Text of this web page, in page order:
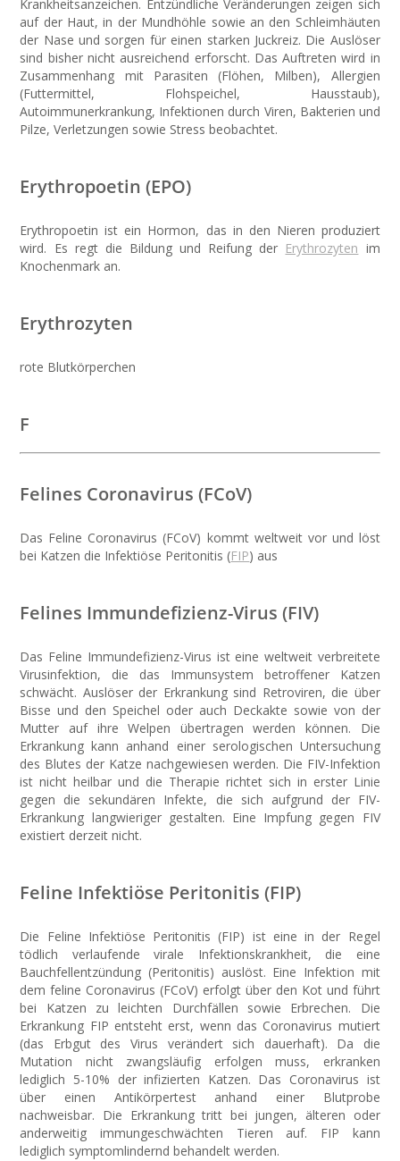
Krankheitsanzeichen. Entzündliche Veränderungen zeigen sich
auf der Haut, in der Mundhöhle sowie an den Schleimhäuten
der Nase und sorgen für einen starken Juckreiz. Die Auslöser
sind bisher nicht ausreichend erforscht. Das Auftreten wird in
Zusammenhang mit Parasiten (Flöhen, Milben), Allergien
(Futtermittel, Flohspeichel, Hausstaub),
Autoimmunerkrankung, Infektionen durch Viren, Bakterien und
Pilze, Verletzungen sowie Stress beobachtet.
Erythropoetin (EPO)
Erythropoetin ist ein Hormon, das in den Nieren produziert
wird. Es regt die Bildung und Reifung der Erythrozyten im
Knochenmark an.
Erythrozyten
rote Blutkörperchen
F
Felines Coronavirus (FCoV)
Das Feline Coronavirus (FCoV) kommt weltweit vor und löst
bei Katzen die Infektiöse Peritonitis (FIP) aus
Felines Immundefizienz-Virus (FIV)
Das Feline Immundefizienz-Virus ist eine weltweit verbreitete
Virusinfektion, die das Immunsystem betroffener Katzen
schwächt. Auslöser der Erkrankung sind Retroviren, die über
Bisse und den Speichel oder auch Deckakte sowie von der
Mutter auf ihre Welpen übertragen werden können. Die
Erkrankung kann anhand einer serologischen Untersuchung
des Blutes der Katze nachgewiesen werden. Die FIV-Infektion
ist nicht heilbar und die Therapie richtet sich in erster Linie
gegen die sekundären Infekte, die sich aufgrund der FIV-
Erkrankung langwieriger gestalten. Eine Impfung gegen FIV
existiert derzeit nicht.
Feline Infektiöse Peritonitis (FIP)
Die Feline Infektiöse Peritonitis (FIP) ist eine in der Regel
tödlich verlaufende virale Infektionskrankheit, die eine
Bauchfellentzündung (Peritonitis) auslöst. Eine Infektion mit
dem feline Coronavirus (FCoV) erfolgt über den Kot und führt
bei Katzen zu leichten Durchfällen sowie Erbrechen. Die
Erkrankung FIP entsteht erst, wenn das Coronavirus mutiert
(das Erbgut des Virus verändert sich dauerhaft). Da die
Mutation nicht zwangsläufig erfolgen muss, erkranken
lediglich 5-10% der infizierten Katzen. Das Coronavirus ist
über einen Antikörpertest anhand einer Blutprobe
nachweisbar. Die Erkrankung tritt bei jungen, älteren oder
anderweitig immungeschwächten Tieren auf. FIP kann
lediglich symptomlindernd behandelt werden.